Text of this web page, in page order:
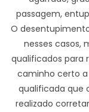
passagem,
O
nesses casos,
qualificados para
caminho certo
qualificada que
realizado